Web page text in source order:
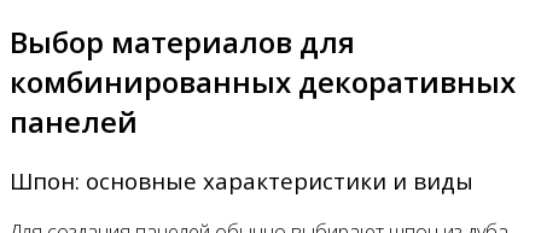
Выбор материалов для
комбинированных декоративных
панелей
Шпон: основные характеристики и виды